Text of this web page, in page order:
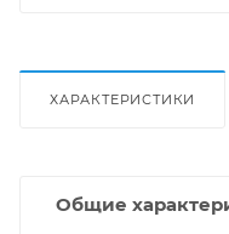
ХАРАКТЕРИСТИКИ
Общие